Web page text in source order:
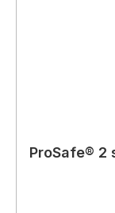
ProSafe® 2